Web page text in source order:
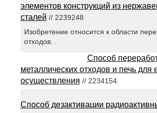
элементов конструкций из
сталей // 2239248
Изобретение относится к области
отходов. .
Способ
металлических отходов и печь для
осуществления // 2234154
Способ дезактивации